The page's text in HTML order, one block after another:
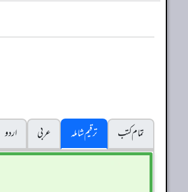
تمام کتب
ترقیم شاملہ عربی
اردو